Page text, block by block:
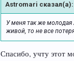
Astromari сказал(а):
У меня так же молодая
живой, то не все
Спасибо, учту этот